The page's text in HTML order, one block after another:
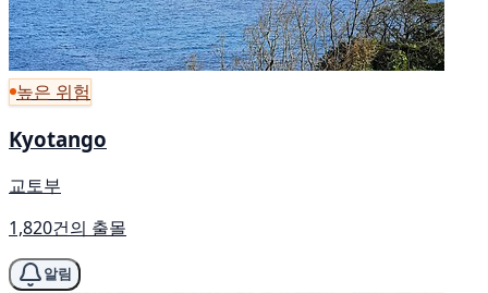
높은 위험
Kyotango
교토부
1,820건의 출몰
알림